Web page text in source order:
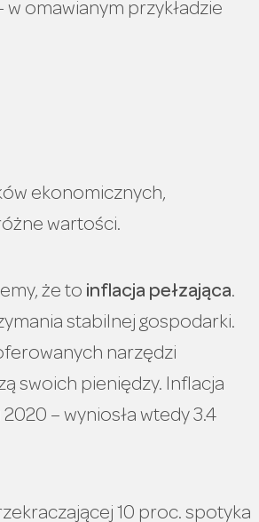
omawianym przykładzie
ekonomicznych,
wartości.
że to inflacja pełzająca.
stabilnej gospodarki.
narzędzi
swoich pieniędzy. Inflacja
– wyniosła wtedy 3.4
10 proc. spotyka